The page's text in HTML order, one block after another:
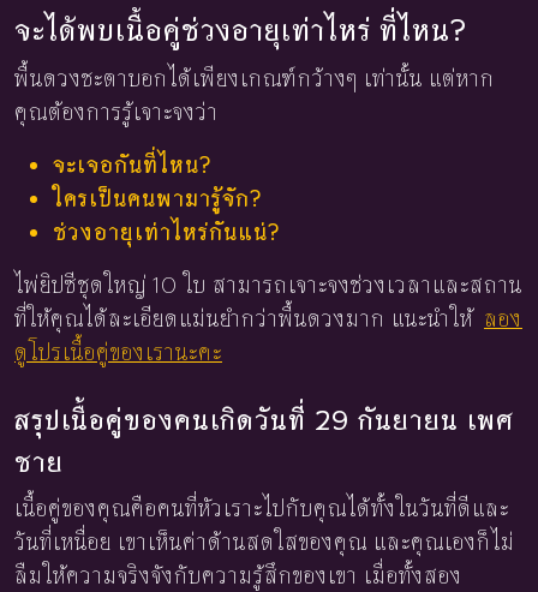
จะได้พบเนื้อคู่ช่วงอายุเท่าไหร่ ที่ไหน?
พื้นดวงชะตาบอกได้เพียงเกณฑ์กว้างๆ เท่านั้น แต่หาก
คุณต้องการรู้เจาะจงว่า
จะเจอกันที่ไหน?
ใครเป็นคนพามารู้จัก?
ช่วงอายุเท่าไหร่กันแน่?
ไพ่ยิปซีชุดใหญ่ 10 ใบ สามารถเจาะจงช่วงเวลาและสถาน
ที่ให้คุณได้ละเอียดแม่นยำกว่าพื้นดวงมาก แนะนำให้ ลอง
ดูโปรเนื้อคู่ของเรานะคะ
สรุปเนื้อคู่ของคนเกิดวันที่ 29 กันยายน เพศ
ชาย
เนื้อคู่ของคุณคือคนที่หัวเราะไปกับคุณได้ทั้งในวันที่ดีและ
วันที่เหนื่อย เขาเห็นค่าด้านสดใสของคุณ และคุณเองก็ไม่
ลืมให้ความจริงจังกับความรู้สึกของเขา เมื่อทั้งสอง